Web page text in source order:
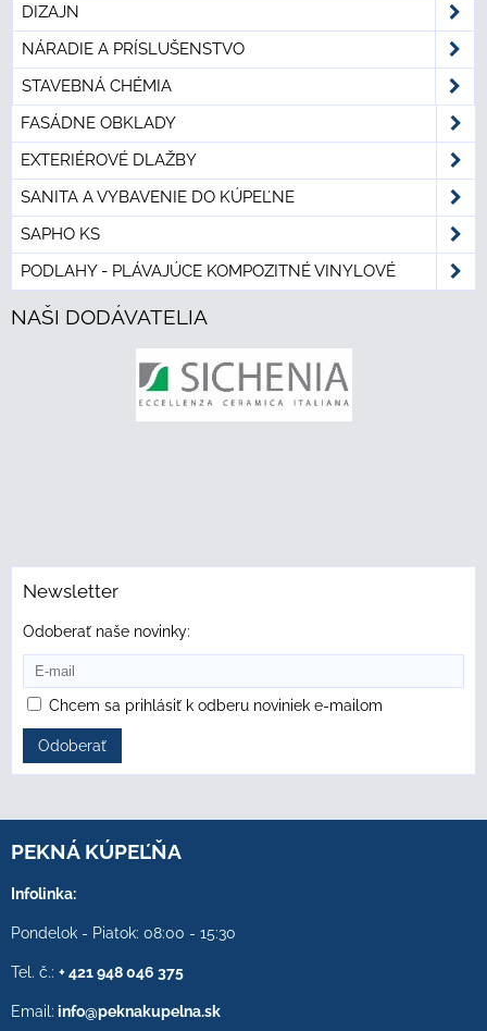
DIZAJN
NÁRADIE A PRÍSLUŠENSTVO
STAVEBNÁ CHÉMIA
FASÁDNE OBKLADY
EXTERIÉROVÉ DLAŽBY
SANITA A VYBAVENIE DO KÚPEĽNE
SAPHO KS
PODLAHY - PLÁVAJÚCE KOMPOZITNÉ VINYLOVÉ
NAŠI DODÁVATELIA
Newsletter
Odoberať naše novinky:
Chcem sa prihlásiť k odberu noviniek e-mailom
Odoberať
PEKNÁ KÚPEĽŇA
Infolinka:
Pondelok - Piatok: 08:00 - 15:30
Tel. č.: + 421 948 046 375
Email: info@peknakupelna.sk